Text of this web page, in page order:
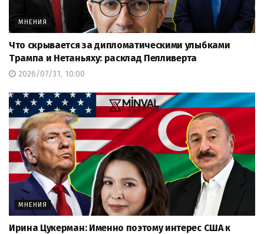
МНЕНИЯ
Что скрывается за дипломатическими улыбками
Трампа и Нетаньяху: расклад Пелливерта
2026/07/31, 10:00
МНЕНИЯ
Ирина Цукерман: Именно поэтому интерес США к